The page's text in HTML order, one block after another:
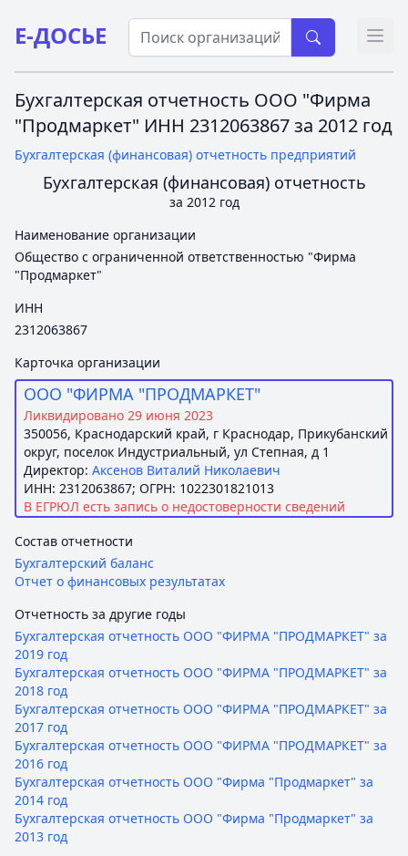
Е-ДОСЬЕ
Бухгалтерская отчетность ООО "Фирма
"Продмаркет" ИНН 2312063867 за 2012 год
Бухгалтерская (финансовая) отчетность предприятий
Бухгалтерская (финансовая) отчетность
за 2012 год
Наименование организации
Общество с ограниченной ответственностью "Фирма
"Продмаркет"
ИНН
2312063867
Карточка организации
ООО "ФИРМА "ПРОДМАРКЕТ"
Ликвидировано 29 июня 2023
350056, Краснодарский край, г Краснодар, Прикубанский
округ, поселок Индустриальный, ул Степная, д 1
Директор: Аксенов Виталий Николаевич
ИНН: 2312063867; ОГРН: 1022301821013
В ЕГРЮЛ есть запись о недостоверности сведений
Состав отчетности
Бухгалтерский баланс
Отчет о финансовых результатах
Отчетность за другие годы
Бухгалтерская отчетность ООО "ФИРМА "ПРОДМАРКЕТ" за
2019 год
Бухгалтерская отчетность ООО "ФИРМА "ПРОДМАРКЕТ" за
2018 год
Бухгалтерская отчетность ООО "ФИРМА "ПРОДМАРКЕТ" за
2017 год
Бухгалтерская отчетность ООО "ФИРМА "ПРОДМАРКЕТ" за
2016 год
Бухгалтерская отчетность ООО "Фирма "Продмаркет" за
2014 год
Бухгалтерская отчетность ООО "Фирма "Продмаркет" за
2013 год